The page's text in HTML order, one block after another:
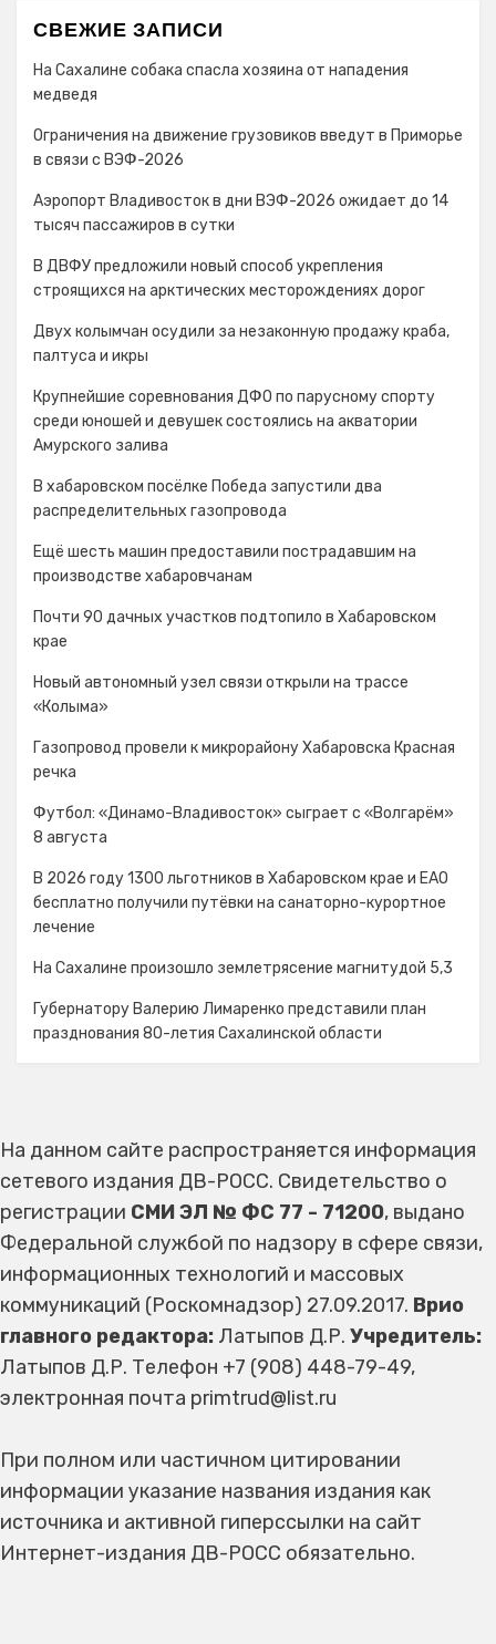
СВЕЖИЕ ЗАПИСИ
На Сахалине собака спасла хозяина от нападения
медведя
Ограничения на движение грузовиков введут в Приморье
в связи с ВЭФ-2026
Аэропорт Владивосток в дни ВЭФ-2026 ожидает до 14
тысяч пассажиров в сутки
В ДВФУ предложили новый способ укрепления
строящихся на арктических месторождениях дорог
Двух колымчан осудили за незаконную продажу краба,
палтуса и икры
Крупнейшие соревнования ДФО по парусному спорту
среди юношей и девушек состоялись на акватории
Амурского залива
В хабаровском посёлке Победа запустили два
распределительных газопровода
Ещё шесть машин предоставили пострадавшим на
производстве хабаровчанам
Почти 90 дачных участков подтопило в Хабаровском
крае
Новый автономный узел связи открыли на трассе
«Колыма»
Газопровод провели к микрорайону Хабаровска Красная
речка
Футбол: «Динамо-Владивосток» сыграет с «Волгарём»
8 августа
В 2026 году 1300 льготников в Хабаровском крае и ЕАО
бесплатно получили путёвки на санаторно-курортное
лечение
На Сахалине произошло землетрясение магнитудой 5,3
Губернатору Валерию Лимаренко представили план
празднования 80-летия Сахалинской области
На данном сайте распространяется информация
сетевого издания ДВ-РОСС. Свидетельство о
регистрации СМИ ЭЛ № ФС 77 - 71200, выдано
Федеральной службой по надзору в сфере связи,
информационных технологий и массовых
коммуникаций (Роскомнадзор) 27.09.2017. Врио
главного редактора: Латыпов Д.Р. Учредитель:
Латыпов Д.Р. Телефон +7 (908) 448-79-49,
электронная почта primtrud@list.ru
При полном или частичном цитировании
информации указание названия издания как
источника и активной гиперссылки на сайт
Интернет-издания ДВ-РОСС обязательно.